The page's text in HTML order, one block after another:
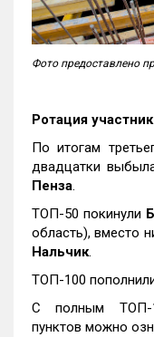
Фото предоставлено
Ротация
По итогам
двадцатки
Пенза.
ТОП-50 покинули
область), вместо
Нальчик.
ТОП-100
С полным ТОП-
пунктов можно